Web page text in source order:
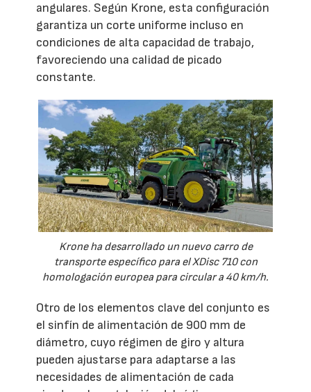
angulares. Según Krone, esta configuración
garantiza un corte uniforme incluso en
condiciones de alta capacidad de trabajo,
favoreciendo una calidad de picado
constante.
Krone ha desarrollado un nuevo carro de
transporte específico para el XDisc 710 con
homologación europea para circular a 40 km/h.
Otro de los elementos clave del conjunto es
el sinfín de alimentación de 900 mm de
diámetro, cuyo régimen de giro y altura
pueden ajustarse para adaptarse a las
necesidades de alimentación de cada